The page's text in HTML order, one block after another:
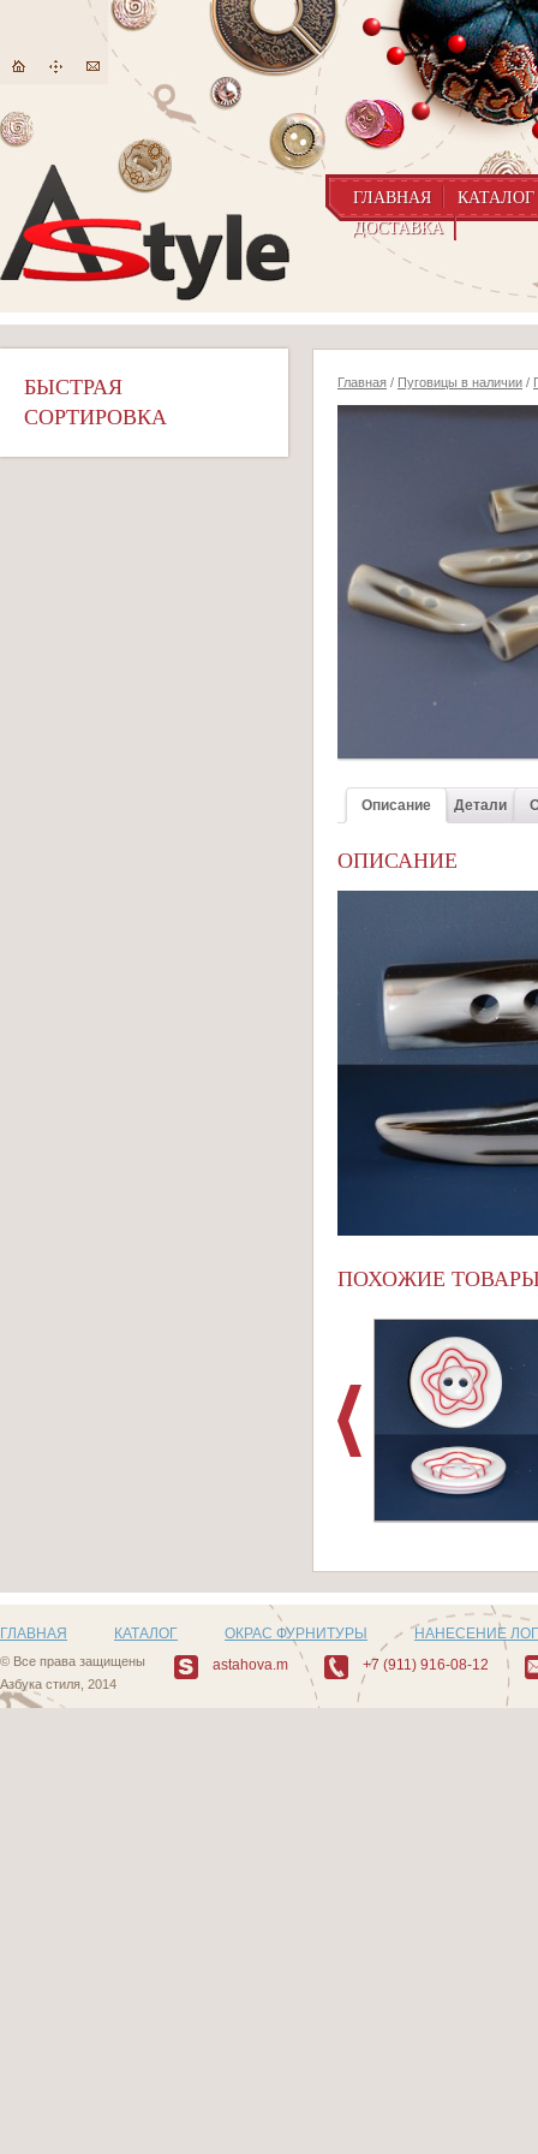
ГЛАВНАЯ
КАТАЛОГ
ДОСТАВКА
БЫСТРАЯ
СОРТИРОВКА
Главная / Пуговицы в наличии /
Описание Детали
ОПИСАНИЕ
ПОХОЖИЕ
ГЛАВНАЯ КАТАЛОГ ОКРАС ФУРНИТУРЫ НАНЕСЕНИЕ
© Все права защищены
Азбука стиля, 2014
astahova.m +7 (911) 916-08-12